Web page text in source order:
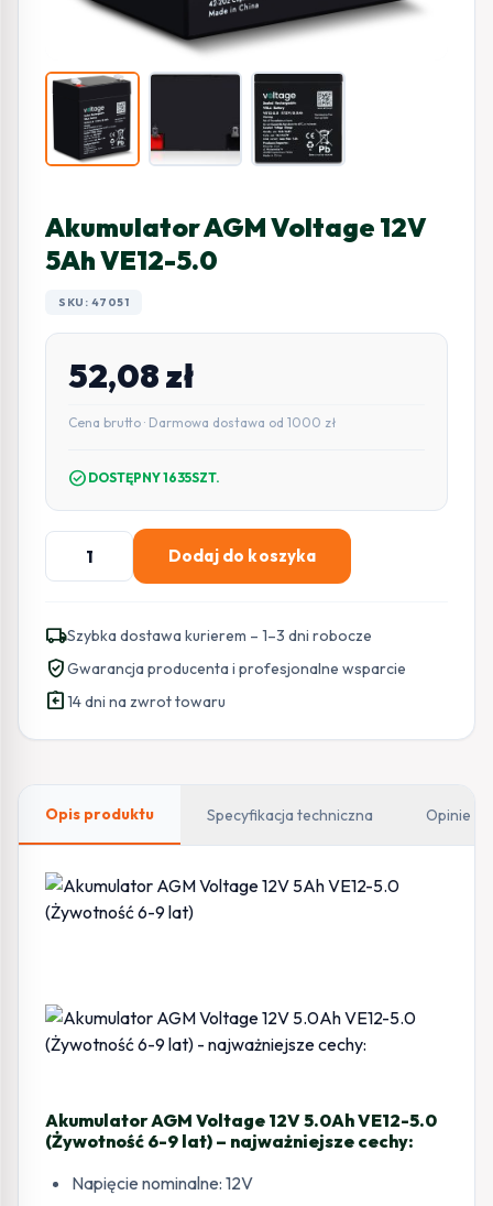
Akumulator AGM Voltage 12V
5Ah VE12-5.0
SKU: 47051
52,08zł
Cena brutto · Darmowa dostawa od 1000 zł
check_circle DOSTĘPNY 1635SZT.
ilość
Akumulator
12V
5Ah
VE12-
Dodaj do koszyka
local_shippingSzybka dostawa kurierem – 1–3 dni robocze
verified_userGwarancja producenta i profesjonalne wsparcie
assignment_return14 dni na zwrot towaru
Opis produktu Specyfikacja techniczna Opinie
Akumulator AGM Voltage 12V 5.0Ah VE12-5.0
(Żywotność 6-9 lat) – najważniejsze cechy:
Napięcie nominalne: 12V